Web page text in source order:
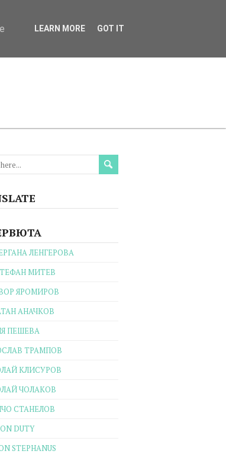
ЛЕНГЕРОВА
МИТЕВ
ЯРОМИРОВ
АНАЧКОВ
ПЕШЕВА
ТРАМПОВ
КЛИСУРОВ
ЧОЛАКОВ
СТАНЕЛОВ
DUTY
STEPHANUS
LEARN MORE GOT IT